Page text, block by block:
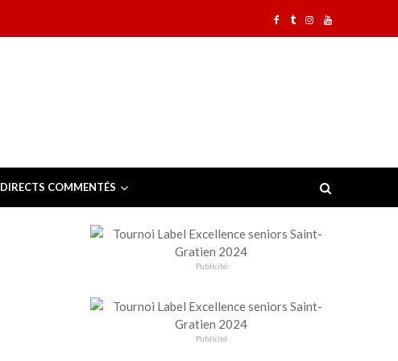
DIRECTS COMMENTÉS
Publicité
Publicité